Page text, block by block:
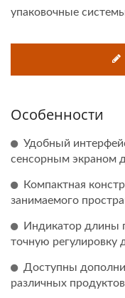
упаковочные
Особенности
Удобный
сенсорным экраном
Компактная
занимаемого
Индикатор длины
точную регулировку
Доступны
различных